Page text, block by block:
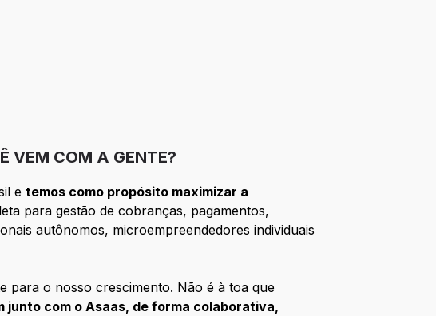
VEM COM A GENTE?
etemos como propósito maximizar a
para gestão de cobranças, pagamentos,
autônomos, microempreendedores individuais
para o nosso crescimento. Não é à toa que
junto com o Asaas, de forma colaborativa,